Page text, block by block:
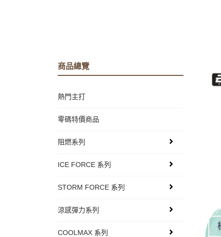
商品總覽
熱門主打
零碼特價商品
阻燃系列
ICE FORCE 系列
STORM FORCE 系列
涼感彈力系列
COOLMAX 系列